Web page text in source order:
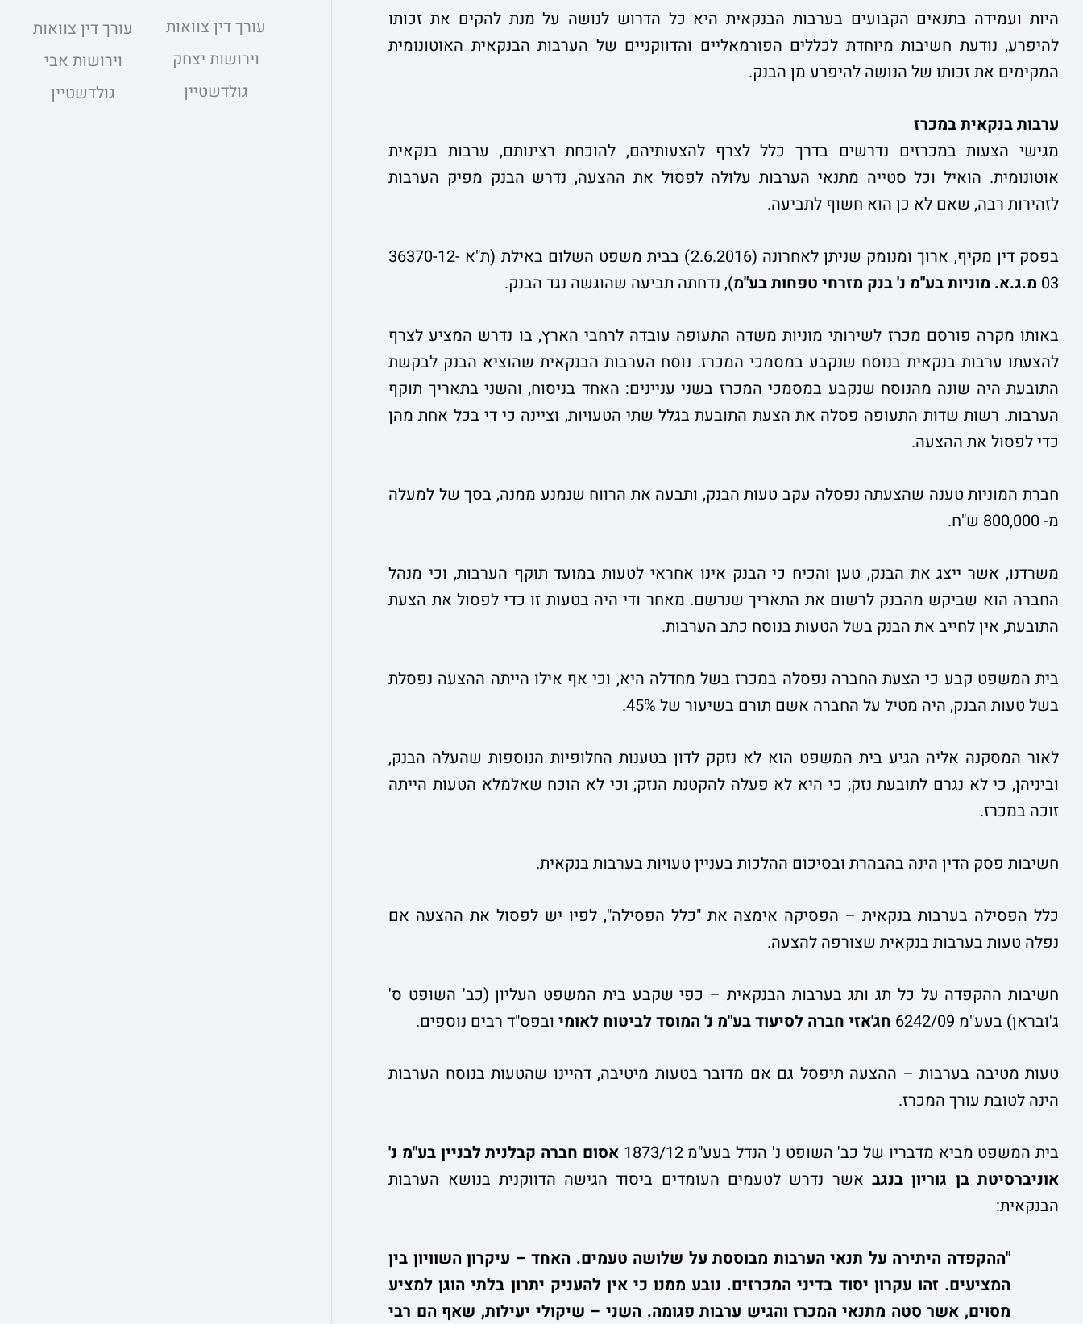
היות ועמידה בתנאים הקבועים בערבות הבנקאית היא כל הדרוש לנושה על מנת להקים את זכותו
להיפרע, נודעת חשיבות מיוחדת לכללים הפורמאליים והדווקניים של הערבות הבנקאית האוטונומית
המקימים את זכותו של הנושה להיפרע מן הבנק.
ערבות בנקאית במכרז
מגישי הצעות במכרזים נדרשים בדרך כלל לצרף להצעותיהם, להוכחת רצינותם, ערבות בנקאית
אוטונומית. הואיל וכל סטייה מתנאי הערבות עלולה לפסול את ההצעה, נדרש הבנק מפיק הערבות
לזהירות רבה, שאם לא כן הוא חשוף לתביעה.
בפסק דין מקיף, ארוך ומנומק שניתן לאחרונה (2.6.2016) בבית משפט השלום באילת (ת"א 36370-12-
03 מ.ג.א. מוניות בע"מ נ' בנק מזרחי טפחות בע"מ), נדחתה תביעה שהוגשה נגד הבנק.
באותו מקרה פורסם מכרז לשירותי מוניות משדה התעופה עובדה לרחבי הארץ, בו נדרש המציע לצרף
להצעתו ערבות בנקאית בנוסח שנקבע במסמכי המכרז. נוסח הערבות הבנקאית שהוציא הבנק לבקשת
התובעת היה שונה מהנוסח שנקבע במסמכי המכרז בשני עניינים: האחד בניסוח, והשני בתאריך תוקף
הערבות. רשות שדות התעופה פסלה את הצעת התובעת בגלל שתי הטעויות, וציינה כי די בכל אחת מהן
כדי לפסול את ההצעה.
חברת המוניות טענה שהצעתה נפסלה עקב טעות הבנק, ותבעה את הרווח שנמנע ממנה, בסך של למעלה
מ- 800,000 ש"ח.
משרדנו, אשר ייצג את הבנק, טען והכיח כי הבנק אינו אחראי לטעות במועד תוקף הערבות, וכי מנהל
החברה הוא שביקש מהבנק לרשום את התאריך שנרשם. מאחר ודי היה בטעות זו כדי לפסול את הצעת
התובעת, אין לחייב את הבנק בשל הטעות בנוסח כתב הערבות.
בית המשפט קבע כי הצעת החברה נפסלה במכרז בשל מחדלה היא, וכי אף אילו הייתה ההצעה נפסלת
בשל טעות הבנק, היה מטיל על החברה אשם תורם בשיעור של 45%.
לאור המסקנה אליה הגיע בית המשפט הוא לא נזקק לדון בטענות החלופיות הנוספות שהעלה הבנק,
וביניהן, כי לא נגרם לתובעת נזק; כי היא לא פעלה להקטנת הנזק; וכי לא הוכח שאלמלא הטעות הייתה
זוכה במכרז.
חשיבות פסק הדין הינה בהבהרת ובסיכום ההלכות בעניין טעויות בערבות בנקאית.
כלל הפסילה בערבות בנקאית – הפסיקה אימצה את "כלל הפסילה", לפיו יש לפסול את ההצעה אם
נפלה טעות בערבות בנקאית שצורפה להצעה.
חשיבות ההקפדה על כל תג ותג בערבות הבנקאית – כפי שקבע בית המשפט העליון (כב' השופט ס'
ג'ובראן) בעע"מ 6242/09
חג'אזי חברה לסיעוד בע"מ נ' המוסד לביטוח לאומי ובפס"ד רבים נוספים.
טעות מטיבה בערבות – ההצעה תיפסל גם אם מדובר בטעות מיטיבה, דהיינו שהטעות בנוסח הערבות
הינה לטובת עורך המכרז.
בית המשפט מביא מדבריו של כב' השופט נ' הנדל בעע"מ 1873/12
אסום חברה קבלנית לבניין בע"מ נ'
אוניברסיטת בן גוריון בנגבאשר נדרש לטעמים העומדים ביסוד הגישה הדווקנית בנושא הערבות
הבנקאית:
"ההקפדה היתירה על תנאי הערבות מבוססת על שלושה טעמים. האחד – עיקרון השוויון בין
המציעים. זהו עקרון יסוד בדיני המכרזים. נובע ממנו כי אין להעניק יתרון בלתי הוגן למציע
מסוים, אשר סטה מתנאי המכרז והגיש ערבות פגומה. השני – שיקולי יעילות, שאף הם רבי
עורך דין צוואות
וירושות יצחק
גולדשטיין
עורך דין צוואות
וירושות אבי
גולדשטיין